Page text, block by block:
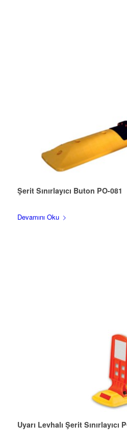
Şerit Sınırlayıcı Buton PO-081
Devamını Oku
Uyarı Levhalı Şerit Sınırlayıcı